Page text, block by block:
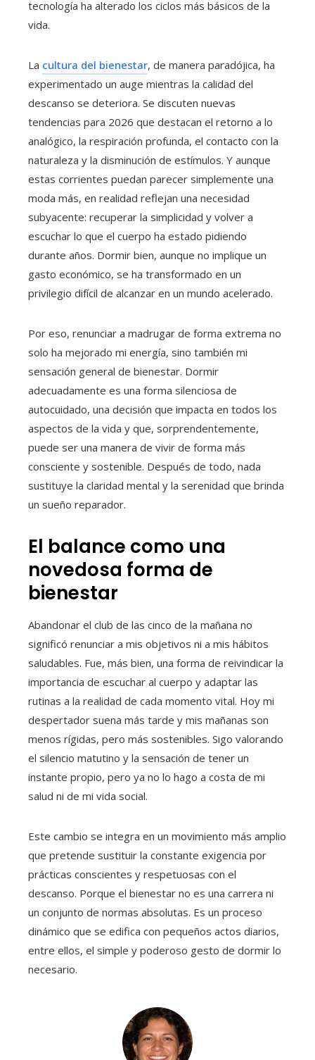
tecnología ha alterado los ciclos más básicos de la
vida.
La cultura del bienestar, de manera paradójica, ha
experimentado un auge mientras la calidad del
descanso se deteriora. Se discuten nuevas
tendencias para 2026 que destacan el retorno a lo
analógico, la respiración profunda, el contacto con la
naturaleza y la disminución de estímulos. Y aunque
estas corrientes puedan parecer simplemente una
moda más, en realidad reflejan una necesidad
subyacente: recuperar la simplicidad y volver a
escuchar lo que el cuerpo ha estado pidiendo
durante años. Dormir bien, aunque no implique un
gasto económico, se ha transformado en un
privilegio difícil de alcanzar en un mundo acelerado.
Por eso, renunciar a madrugar de forma extrema no
solo ha mejorado mi energía, sino también mi
sensación general de bienestar. Dormir
adecuadamente es una forma silenciosa de
autocuidado, una decisión que impacta en todos los
aspectos de la vida y que, sorprendentemente,
puede ser una manera de vivir de forma más
consciente y sostenible. Después de todo, nada
sustituye la claridad mental y la serenidad que brinda
un sueño reparador.
El balance como una
novedosa forma de
bienestar
Abandonar el club de las cinco de la mañana no
significó renunciar a mis objetivos ni a mis hábitos
saludables. Fue, más bien, una forma de reivindicar la
importancia de escuchar al cuerpo y adaptar las
rutinas a la realidad de cada momento vital. Hoy mi
despertador suena más tarde y mis mañanas son
menos rígidas, pero más sostenibles. Sigo valorando
el silencio matutino y la sensación de tener un
instante propio, pero ya no lo hago a costa de mi
salud ni de mi vida social.
Este cambio se integra en un movimiento más amplio
que pretende sustituir la constante exigencia por
prácticas conscientes y respetuosas con el
descanso. Porque el bienestar no es una carrera ni
un conjunto de normas absolutas. Es un proceso
dinámico que se edifica con pequeños actos diarios,
entre ellos, el simple y poderoso gesto de dormir lo
necesario.